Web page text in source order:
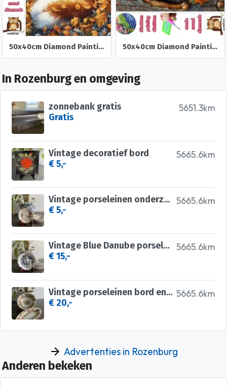
50x40cm Diamond Painting Vos in het bos (rond) nr 84 50x40cm Diamond Painting herst Uil (rond) nr 83
In Rozenburg en omgeving
5651.3km
zonnebank gratis
Gratis
5665.6km
Vintage decoratief bord
€ 5,-
5665.6km
Vintage porseleinen onderzetters
€ 5,-
5665.6km
Vintage Blue Danube porseleinen bordjes
€ 15,-
5665.6km
Vintage porseleinen bord en schaal
€ 20,-
Advertenties in Rozenburg
Anderen bekeken